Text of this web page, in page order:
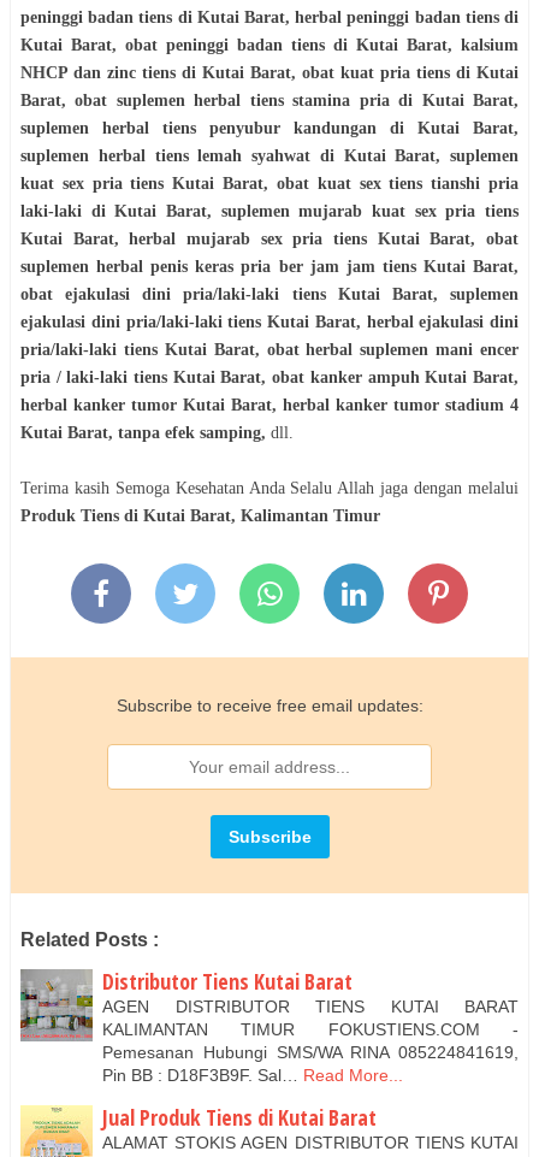
peninggi badan tiens di Kutai Barat, herbal peninggi badan tiens di
Kutai Barat, obat peninggi badan tiens di Kutai Barat, kalsium
NHCP dan zinc tiens di Kutai Barat, obat kuat pria tiens di Kutai
Barat, obat suplemen herbal tiens stamina pria di Kutai Barat,
suplemen herbal tiens penyubur kandungan di Kutai Barat,
suplemen herbal tiens lemah syahwat di Kutai Barat, suplemen
kuat sex pria tiens Kutai Barat, obat kuat sex tiens tianshi pria
laki-laki di Kutai Barat, suplemen mujarab kuat sex pria tiens
Kutai Barat, herbal mujarab sex pria tiens Kutai Barat, obat
suplemen herbal penis keras pria ber jam jam tiens Kutai Barat,
obat ejakulasi dini pria/laki-laki tiens Kutai Barat, suplemen
ejakulasi dini pria/laki-laki tiens Kutai Barat, herbal ejakulasi dini
pria/laki-laki tiens Kutai Barat, obat herbal suplemen mani encer
pria / laki-laki tiens Kutai Barat, obat kanker ampuh Kutai Barat,
herbal kanker tumor Kutai Barat, herbal kanker tumor stadium 4
Kutai Barat, tanpa efek samping, dll.
Terima kasih Semoga Kesehatan Anda Selalu Allah jaga dengan melalui
Produk Tiens di Kutai Barat, Kalimantan Timur
Subscribe to receive free email updates:
Related Posts :
Distributor Tiens Kutai Barat
AGEN DISTRIBUTOR TIENS KUTAI BARAT
KALIMANTAN TIMUR FOKUSTIENS.COM -
Pemesanan Hubungi SMS/WA RINA 085224841619,
Pin BB : D18F3B9F. Sal…
Read More...
Jual Produk Tiens di Kutai Barat
ALAMAT STOKIS AGEN DISTRIBUTOR TIENS KUTAI